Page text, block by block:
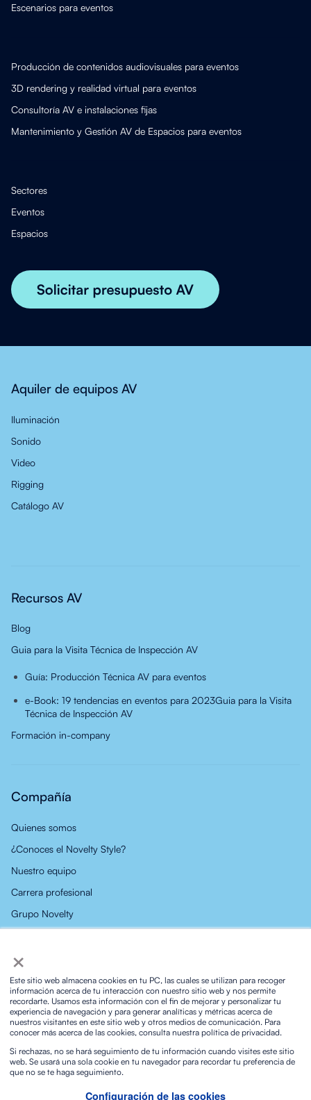
×
Este sitio web almacena cookies en tu PC, las cuales se utilizan para recoger
información acerca de tu interacción con nuestro sitio web y nos permite
recordarte. Usamos esta información con el fin de mejorar y personalizar tu
experiencia de navegación y para generar analíticas y métricas acerca de
nuestros visitantes en este sitio web y otros medios de comunicación. Para
conocer más acerca de las cookies, consulta nuestra política de privacidad.
Si rechazas, no se hará seguimiento de tu información cuando visites este sitio
web. Se usará una sola cookie en tu navegador para recordar tu preferencia de
que no se te haga seguimiento.
Configuración de las cookies
Escenarios para eventos
Producción de contenidos audiovisuales para eventos
3D rendering y realidad virtual para eventos
Consultoría AV e instalaciones fijas
Mantenimiento y Gestión AV de Espacios para eventos
Sectores
Eventos
Espacios
Aquiler de equipos AV
Iluminación
Sonido
Video
Rigging
Catálogo AV
Recursos AV
Blog
Guia para la Visita Técnica de Inspección AV
Guía: Producción Técnica AV para eventos
e-Book: 19 tendencias en eventos para 2023Guia para la Visita
Técnica de Inspección AV
Formación in-company
Compañía
Quienes somos
¿Conoces el Novelty Style?
Nuestro equipo
Carrera profesional
Grupo Novelty
Contacto
Política de privacidad
Política de privacidad en Redes Sociales
Política de Cookies
Política integrada ISO
Aviso legal y condiciones de uso
Biosphere Sustainable Lifestyle
Protocolo para la prevención frente al acoso sexual